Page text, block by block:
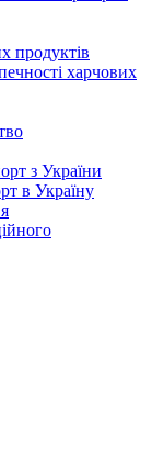
продуктів
харчових
з України
в Україну